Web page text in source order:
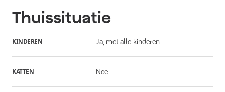
Thuissituatie
KINDEREN Ja, met alle kinderen
KATTEN Nee